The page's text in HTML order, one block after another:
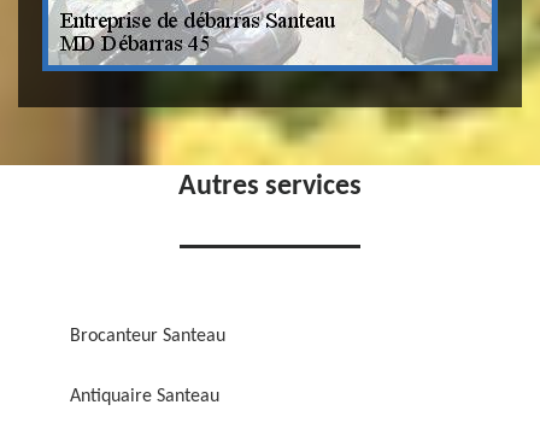
Autres services
Brocanteur Santeau
Antiquaire Santeau